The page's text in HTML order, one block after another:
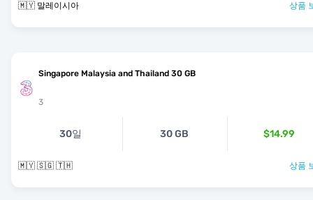
🇲🇾 말레이시아 상품
Singapore Malaysia and Thailand 30 GB
3
30일 30 GB $14.99
🇲🇾 🇸🇬 🇹🇭 상품